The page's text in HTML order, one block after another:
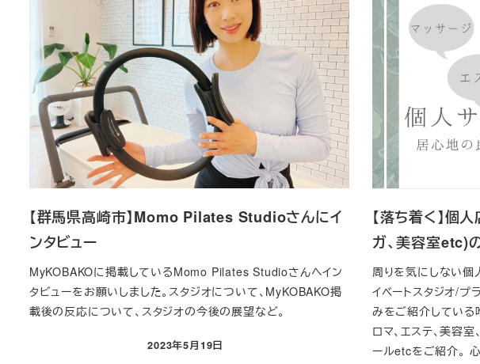
【群馬県高崎市】Momo Pilates Studioさんにイ
ンタビュー
MyKOBAKOに掲載しているMomo Pilates Studioさんへイン
タビューをお願いしました。スタジオについて、MyKOBAKO掲
載後の反応について、スタジオの今後の展望など。
投稿日
2023年5月19日
【落ち着く】個
ガ、美容室etc)
周りを気にしない個
イベートスタジオ/プ
みをご紹介している
ロマ、エステ、美容室
ールetcをご紹介。